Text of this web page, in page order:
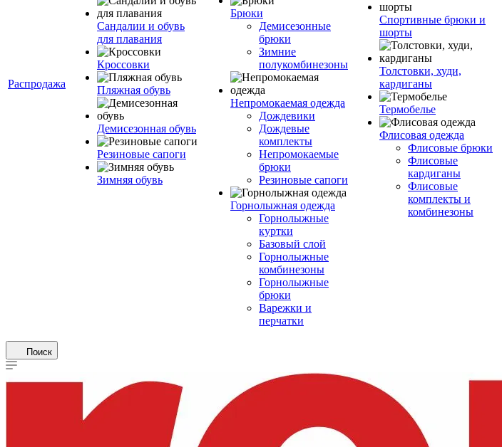
Распродажа
Сандалии и обувь
для плавания
Кроссовки
Пляжная обувь
Демисезонная обувь
Резиновые сапоги
Зимняя обувь
Брюки
Демисезонные
брюки
Зимние
полукомбинезоны
Непромокаемая одежда
Дождевики
Дождевые
комплекты
Непромокаемые
брюки
Резиновые сапоги
Горнолыжная одежда
Горнолыжные
куртки
Базовый слой
Горнолыжные
комбинезоны
Горнолыжные
брюки
Варежки и
перчатки
Спортивные брюки и
шорты
Толстовки, худи,
кардиганы
Термобелье
Флисовая одежда
Флисовые брюки
Флисовые
кардиганы
Флисовые
комплекты и
комбинезоны
Поиск